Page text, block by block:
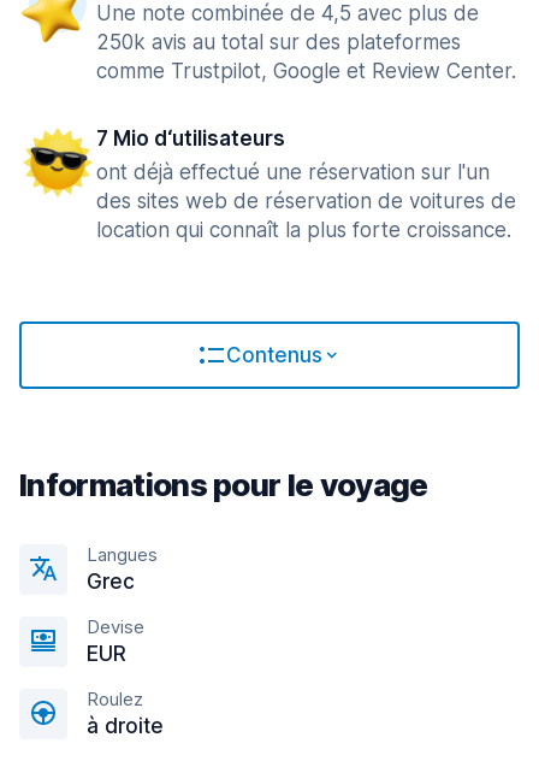
Une note combinée de 4,5 avec plus de
250k avis au total sur des plateformes
comme Trustpilot, Google et Review Center.
7 Mio d‘utilisateurs
ont déjà effectué une réservation sur l'un
des sites web de réservation de voitures de
location qui connaît la plus forte croissance.
Contenus
Informations pour le voyage
Langues
Grec
Devise
EUR
Roulez
à droite